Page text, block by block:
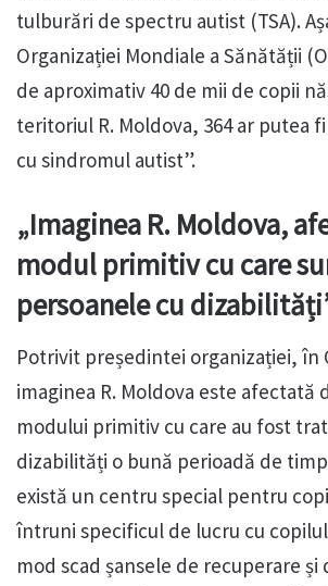
tulburări de spectru autist (TSA).
Organizației Mondiale a Sănătății
de aproximativ 40 de mii de copii
teritoriul R. Moldova, 364 ar putea
cu sindromul autist”.
„Imaginea R. Moldova,
modul primitiv cu care
persoanele cu
Potrivit președintei organizației, în
imaginea R. Moldova este afectată
modului primitiv cu care au fost
dizabilități o bună perioadă de
există un centru special pentru
întruni specificul de lucru cu
mod scad șansele de recuperare și